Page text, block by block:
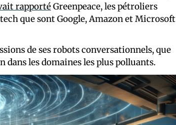
rapportéGreenpeace, les pétroliers
que sont Google, Amazon et Microsoft
de ses robots conversationnels, que
dans les domaines les plus polluants.